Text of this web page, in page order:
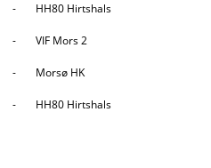
- HH80 Hirtshals
- VIF Mors 2
- Morsø HK
- HH80 Hirtshals